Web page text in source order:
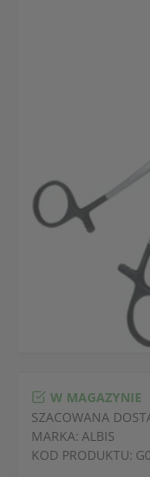
W MAGAZYNIE
SZACOWANA
MARKA: ALBIS
KOD PRODUKTU: